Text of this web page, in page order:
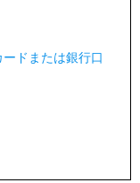
ドまたは銀行口